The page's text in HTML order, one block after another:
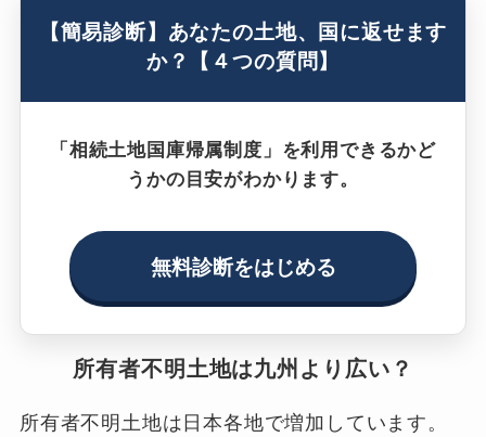
【簡易診断】あなたの土地、国に返せます
か？【４つの質問】
「相続土地国庫帰属制度」を利用できるかど
うかの目安がわかります。
無料診断をはじめる
所有者不明土地は九州より広い？
所有者不明土地は日本各地で増加しています。